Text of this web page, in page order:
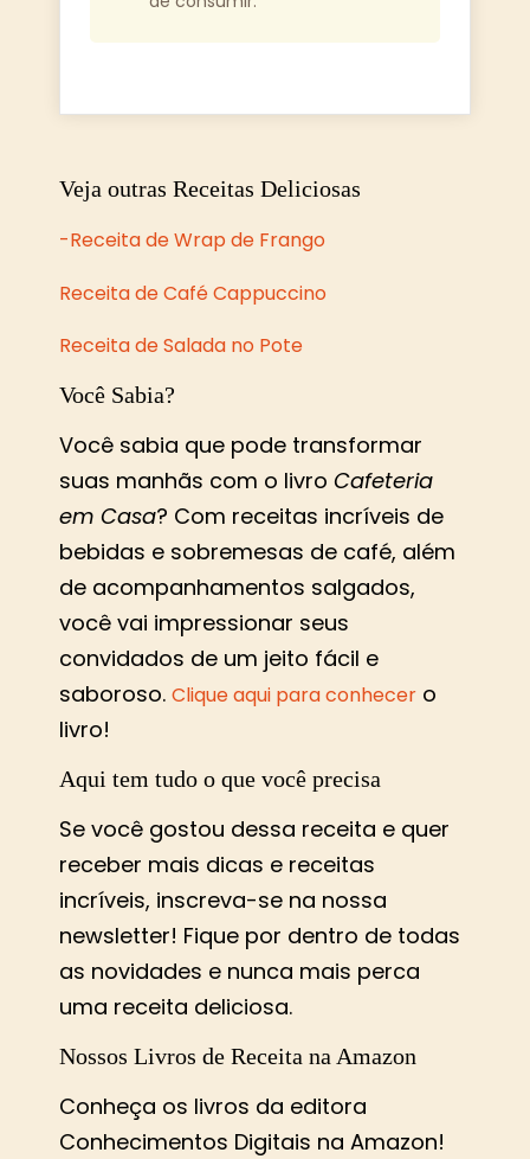
Veja outras Receitas Deliciosas
-Receita de Wrap de Frango
Receita de Café Cappuccino
Receita de Salada no Pote
Você Sabia?
Você sabia que pode transformar
suas manhãs com o livro Cafeteria
em Casa? Com receitas incríveis de
bebidas e sobremesas de café, além
de acompanhamentos salgados,
você vai impressionar seus
convidados de um jeito fácil e
saboroso. Clique aqui para conhecer o
livro!
Aqui tem tudo o que você precisa
Se você gostou dessa receita e quer
receber mais dicas e receitas
incríveis, inscreva-se na nossa
newsletter! Fique por dentro de todas
as novidades e nunca mais perca
uma receita deliciosa.
Nossos Livros de Receita na Amazon
Conheça os livros da editora
Conhecimentos Digitais na Amazon!